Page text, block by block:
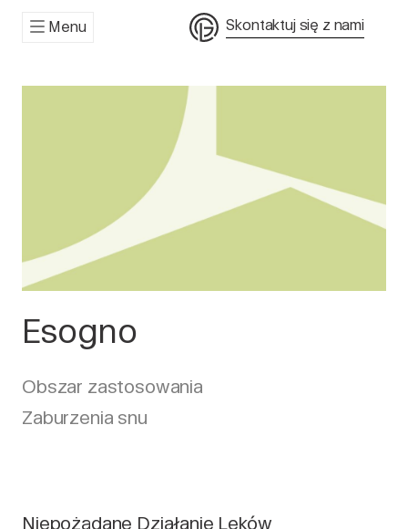
Menu Skontaktuj się z nami
Esogno
Obszar zastosowania
Zaburzenia snu
Niepożądane Działanie Leków